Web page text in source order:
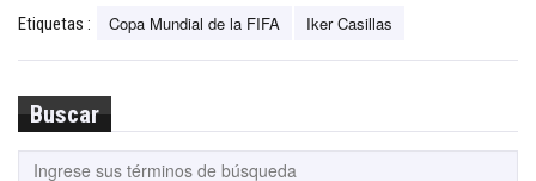
Etiquetas : Copa Mundial de la FIFA Iker Casillas
Buscar